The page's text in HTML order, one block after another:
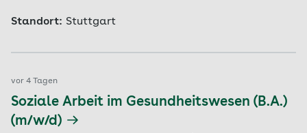
Standort: Stuttgart
vor 4 Tagen
Soziale Arbeit im Gesundheitswesen (B.A.)
(m/w/d)